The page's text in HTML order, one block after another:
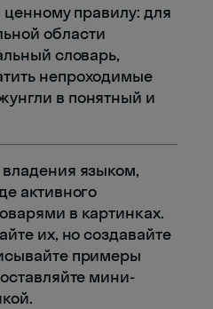
правилу: для
области
словарь,
непроходимые
в понятный и
языком,
активного
в картинках.
их, но создавайте
примеры
мини-